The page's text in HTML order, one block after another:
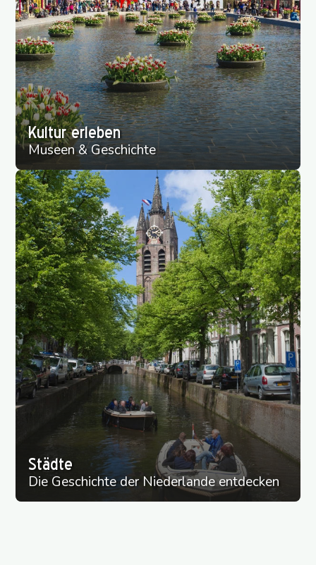
Kultur erleben
Museen & Geschichte
Städte
Die Geschichte der Niederlande entdecken